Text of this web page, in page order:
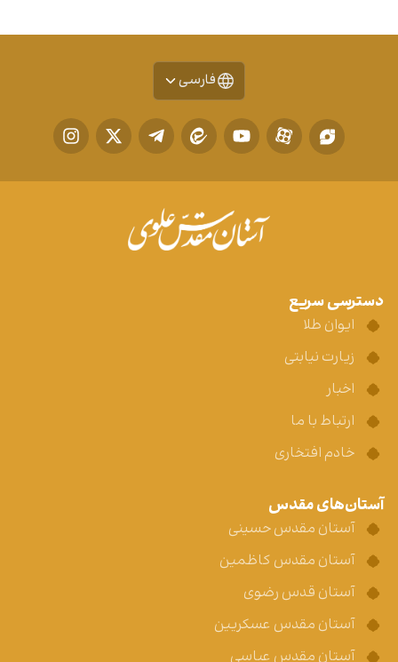
فارسی
دسترسی سریع
ایوان طلا
زیارت نیابتی
اخبار
ارتباط با ما
خادم افتخاری
آستان‌های مقدس
آستان مقدس حسینی
آستان مقدس کاظمین
آستان قدس رضوی
آستان مقدس عسکریین
آستان مقدس عباسی